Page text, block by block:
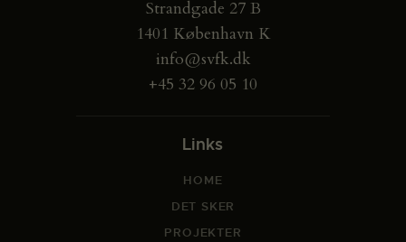
Strandgade 27 B
1401 København K
info@svfk.dk
+45 32 96 05 10
Links
HOME
DET SKER
PROJEKTER